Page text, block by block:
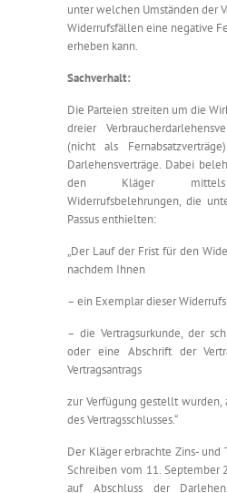
unter welchen Umständen der
Widerrufsfällen eine negative
erheben kann.
Sachverhalt:
Die Parteien streiten um die
dreier
(nicht als
Darlehensverträge. Dabei
den Kläger mittels
Widerrufsbelehrungen, die
Passus enthielten:
„Der Lauf der Frist für den
nachdem Ihnen
– ein Exemplar dieser
– die Vertragsurkunde, der
oder eine Abschrift der
Vertragsantrags
zur Verfügung gestellt wurden,
des Vertragsschlusses.“
Der Kläger erbrachte Zins-
Schreiben vom 11. September
auf Abschluss der